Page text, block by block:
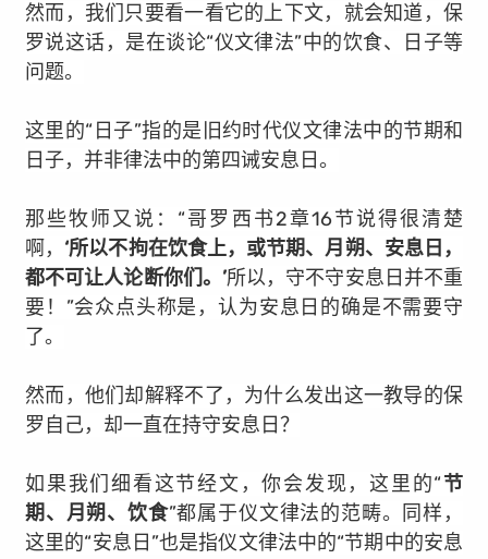
然而，我们只要看一看它的上下文，就会知道，保
罗说这话，是在谈论“仪文律法”中的饮食、日子等
问题。
这里的“日子”指的是旧约时代仪文律法中的节期和
日子，并非律法中的第四诫安息日。
那些牧师又说：“哥罗西书2章16节说得很清楚
啊， ‘所以不拘在饮食上，或节期、月朔、安息日，
都不可让人论断你们。’所以，守不守安息日并不重
要！”会众点头称是，认为安息日的确是不需要守
了。
然而，他们却解释不了，为什么发出这一教导的保
罗自己，却一直在持守安息日？
如果我们细看这节经文，你会发现，这里的“节
期、月朔、饮食”都属于仪文律法的范畴。同样，
这里的“安息日”也是指仪文律法中的“节期中的安息